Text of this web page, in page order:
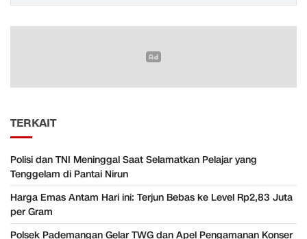
TERKAIT
Polisi dan TNI Meninggal Saat Selamatkan Pelajar yang
Tenggelam di Pantai Nirun
Harga Emas Antam Hari ini: Terjun Bebas ke Level Rp2,83 Juta
per Gram
Polsek Pademangan Gelar TWG dan Apel Pengamanan Konser